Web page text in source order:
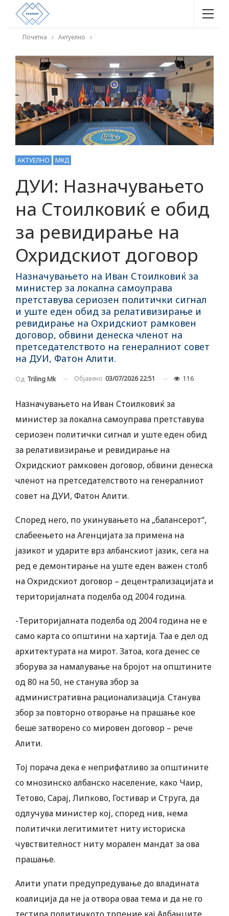
Почетна Актуелно
АКТУЕЛНО МКД
ДУИ: Назначувањето
на Стоилковиќ е обид
за ревидирање на
Охридскиот договор
Назначувањето на Иван Стоилковиќ за
министер за локална самоуправа
претставува сериозен политички сигнал
и уште еден обид за релативизирање и
ревидирање на Охридскиот рамковен
договор, обвини денеска членот на
претседателството на генералниот совет
на ДУИ, Фатон Алити.
Од Triling Mk Објавено 03/07/2026 22:51 116
Назначувањето на Иван Стоилковиќ за
министер за локална самоуправа претставува
сериозен политички сигнал и уште еден обид
за релативизирање и ревидирање на
Охридскиот рамковен договор, обвини денеска
членот на претседателството на генералниот
совет на ДУИ, Фатон Алити.
Според него, по укинувањето на „балансерот“,
слабеењето на Агенцијата за примена на
јазикот и ударите врз албанскиот јазик, сега на
ред е демонтирање на уште еден важен столб
на Охридскиот договор – децентрализацијата и
територијалната поделба од 2004 година.
-Територијалната поделба од 2004 година не е
само карта со општини на хартија. Таа е дел од
архитектурата на мирот. Затоа, кога денес се
зборува за намалување на бројот на општините
од 80 на 50, не станува збор за
административна рационализација. Станува
збор за повторно отворање на прашање кое
беше затворено со мировен договор – рече
Алити.
Тој порача дека е неприфатливо за општините
со мнозинско албанско население, како Чаир,
Тетово, Сарај, Липково, Гостивар и Струга, да
одлучува министер кој, според нив, нема
политички легитимитет ниту историска
чувствителност ниту морален мандат за ова
прашање.
Алити упати предупредување до владината
коалиција да не ја отвора оваа тема и да не го